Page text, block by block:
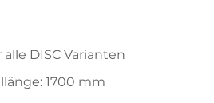
DISC Varianten
1700 mm